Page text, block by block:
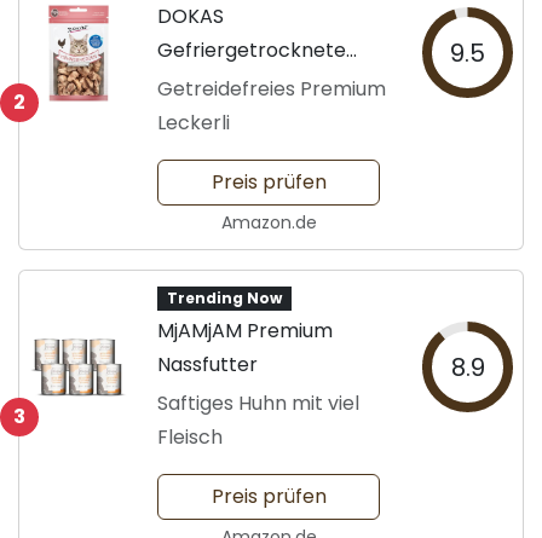
2
DOKAS
Gefriergetrocknete
Hühnerherzen
Getreidefreies Premium
Leckerli
9.5
Preis prüfen
Amazon.de
3
Trending Now
MjAMjAM Premium
Nassfutter
Saftiges Huhn mit viel
Fleisch
8.9
Preis prüfen